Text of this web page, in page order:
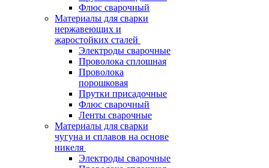
Флюс сварочный
Материалы для сварки
нержавеющих и
жаростойких сталей
Электроды сварочные
Проволока сплошная
Проволока
порошковая
Прутки присадочные
Флюс сварочный
Ленты сварочные
Материалы для сварки
чугуна и сплавов на основе
никеля
Электроды сварочные